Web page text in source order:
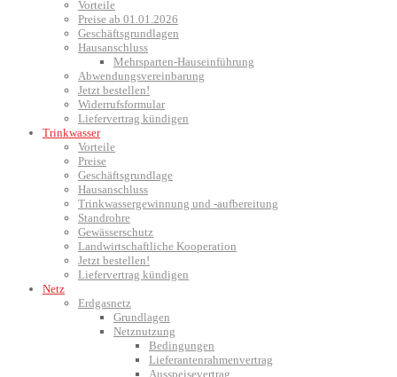
Vorteile
Preise ab 01.01.2026
Geschäftsgrundlagen
Hausanschluss
Mehrsparten-Hauseinführung
Abwendungsvereinbarung
Jetzt bestellen!
Widerrufsformular
Liefervertrag kündigen
Trinkwasser
Vorteile
Preise
Geschäftsgrundlage
Hausanschluss
Trinkwassergewinnung und -aufbereitung
Standrohre
Gewässerschutz
Landwirtschaftliche Kooperation
Jetzt bestellen!
Liefervertrag kündigen
Netz
Erdgasnetz
Grundlagen
Netznutzung
Bedingungen
Lieferantenrahmenvertrag
Ausspeisevertrag